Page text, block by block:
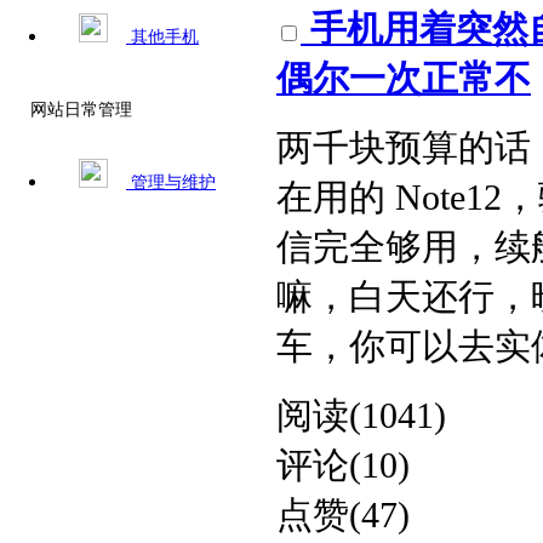
其他手机
网站日常管理
管理与维护
手机用着突然
偶尔一次正常不​
两千块预算的话
在用的 Note12
信完全够用，
嘛，白天还行
车，你可以去实
阅读(1041)
评论(10)
点赞(47)